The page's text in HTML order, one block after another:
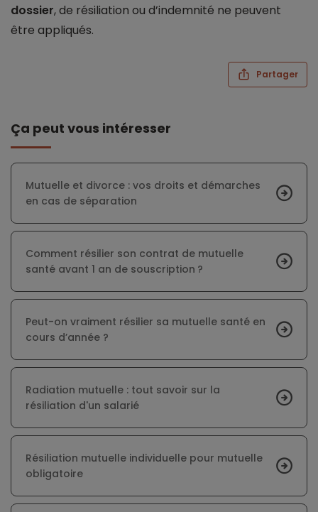
dossier, de résiliation ou d’indemnité ne peuvent
être appliqués.
Partager
Ça peut vous intéresser
Mutuelle et divorce : vos droits et démarches
en cas de séparation
Comment résilier son contrat de mutuelle
santé avant 1 an de souscription ?
Peut-on vraiment résilier sa mutuelle santé en
cours d’année ?
Radiation mutuelle : tout savoir sur la
résiliation d'un salarié
Résiliation mutuelle individuelle pour mutuelle
obligatoire